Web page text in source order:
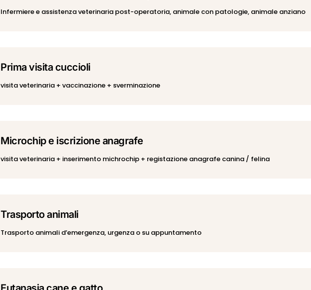
Infermiere e assistenza veterinaria post-operatoria, animale con patologie, animale anziano
Prima visita cuccioli
visita veterinaria + vaccinazione + sverminazione
Microchip e iscrizione anagrafe
visita veterinaria + inserimento michrochip + registazione anagrafe canina / felina
Trasporto animali
Trasporto animali d’emergenza, urgenza o su appuntamento